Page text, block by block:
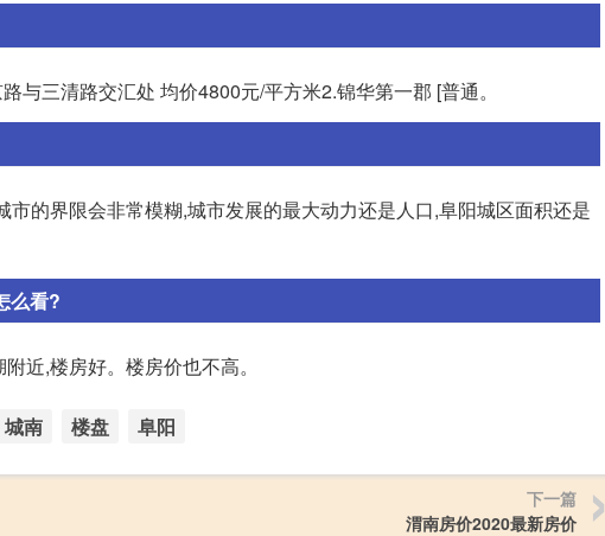
与三清路交汇处 均价4800元/平方米2.锦华第一郡 [普通。
的界限会非常模糊,城市发展的最大动力还是人口,阜阳城区面积还是
么看?
近,楼房好。楼房价也不高。
城南 楼盘 阜阳
下一篇
渭南房价2020最新房价